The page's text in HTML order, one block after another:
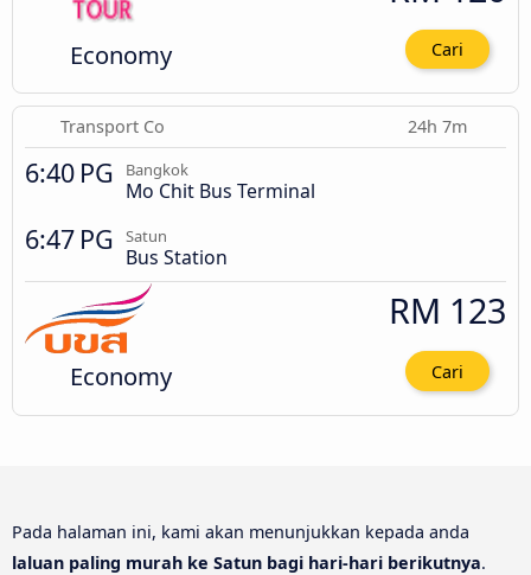
Economy Cari
Transport Co 24h 7m
6:40 PG Bangkok
Mo Chit Bus Terminal
6:47 PG Satun
Bus Station
Economy
RM 123
Cari
Pada halaman ini, kami akan menunjukkan kepada anda
laluan paling murah ke Satun bagi hari-hari berikutnya.